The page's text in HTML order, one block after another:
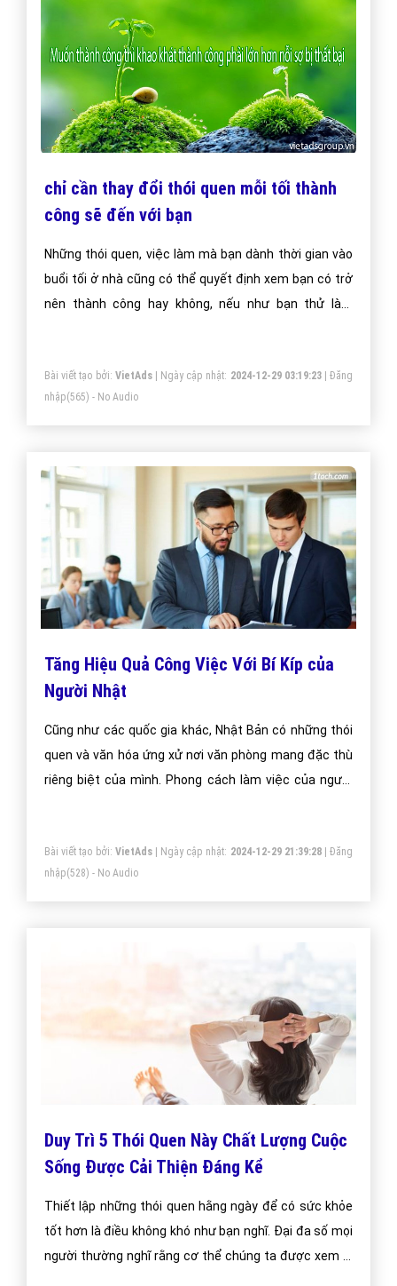
chỉ cần thay đổi thói quen mỗi tối thành
công sẽ đến với bạn
Những thói quen, việc làm mà bạn dành thời gian vào
buổi tối ở nhà cũng có thể quyết định xem bạn có trở
nên thành công hay không, nếu như bạn thử làm
Bài viết tạo bởi: VietAds| Ngày cập nhật: 2024-12-29 03:19:23|Đăng
nhập(565) - No Audio
Tăng Hiệu Quả Công Việc Với Bí Kíp của
Người Nhật
Cũng như các quốc gia khác, Nhật Bản có những thói
quen và văn hóa ứng xử nơi văn phòng mang đặc thù
riêng biệt của mình. Phong cách làm việc của người
Bài viết tạo bởi: VietAds| Ngày cập nhật: 2024-12-29 21:39:28|Đăng
nhập(528) - No Audio
Duy Trì 5 Thói Quen Này Chất Lượng Cuộc
Sống Được Cải Thiện Đáng Kể
Thiết lập những thói quen hằng ngày để có sức khỏe
tốt hơn là điều không khó như bạn nghĩ. Đại đa số mọi
người thường nghĩ rằng cơ thể chúng ta được xem là